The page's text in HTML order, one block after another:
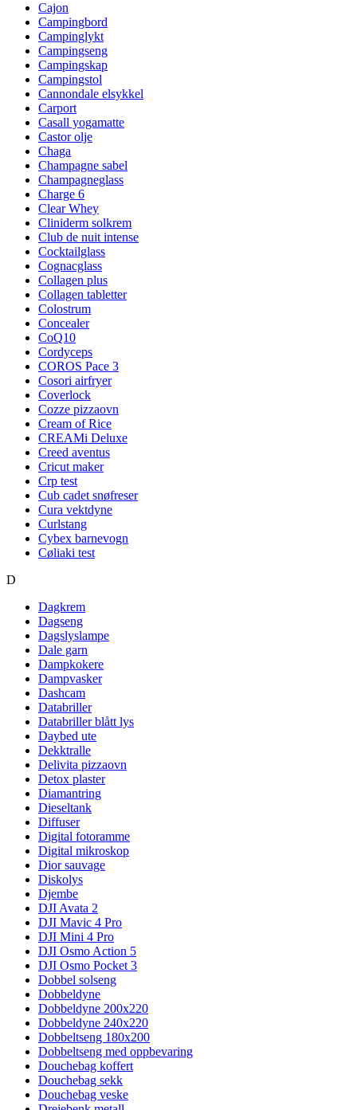
Cajon
Campingbord
Campinglykt
Campingseng
Campingskap
Campingstol
Cannondale elsykkel
Carport
Casall yogamatte
Castor olje
Chaga
Champagne sabel
Champagneglass
Charge 6
Clear Whey
Cliniderm solkrem
Club de nuit intense
Cocktailglass
Cognacglass
Collagen plus
Collagen tabletter
Colostrum
Concealer
CoQ10
Cordyceps
COROS Pace 3
Cosori airfryer
Coverlock
Cozze pizzaovn
Cream of Rice
CREAMi Deluxe
Creed aventus
Cricut maker
Crp test
Cub cadet snøfreser
Cura vektdyne
Curlstang
Cybex barnevogn
Cøliaki test
D
Dagkrem
Dagseng
Dagslyslampe
Dale garn
Dampkokere
Dampvasker
Dashcam
Databriller
Databriller blått lys
Daybed ute
Dekktralle
Delivita pizzaovn
Detox plaster
Diamantring
Dieseltank
Diffuser
Digital fotoramme
Digital mikroskop
Dior sauvage
Diskolys
Djembe
DJI Avata 2
DJI Mavic 4 Pro
DJI Mini 4 Pro
DJI Osmo Action 5
DJI Osmo Pocket 3
Dobbel solseng
Dobbeldyne
Dobbeldyne 200x220
Dobbeldyne 240x220
Dobbeltseng 180x200
Dobbeltseng med oppbevaring
Douchebag koffert
Douchebag sekk
Douchebag veske